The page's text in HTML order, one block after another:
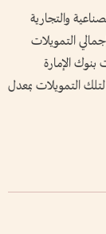
والتجارية
الربع الأول بنسبة 43.5% من إجمالي التمويلات
بنوك الإمارة
نسبة نمو لتلك التمويلات بمعدل